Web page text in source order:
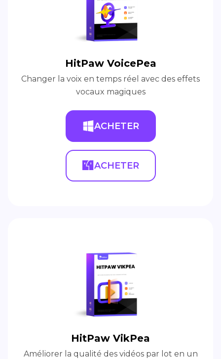
HitPaw VoicePea
Changer la voix en temps réel avec des effets
vocaux magiques
ACHETER
ACHETER
HitPaw VikPea
Améliorer la qualité des vidéos par lot en un